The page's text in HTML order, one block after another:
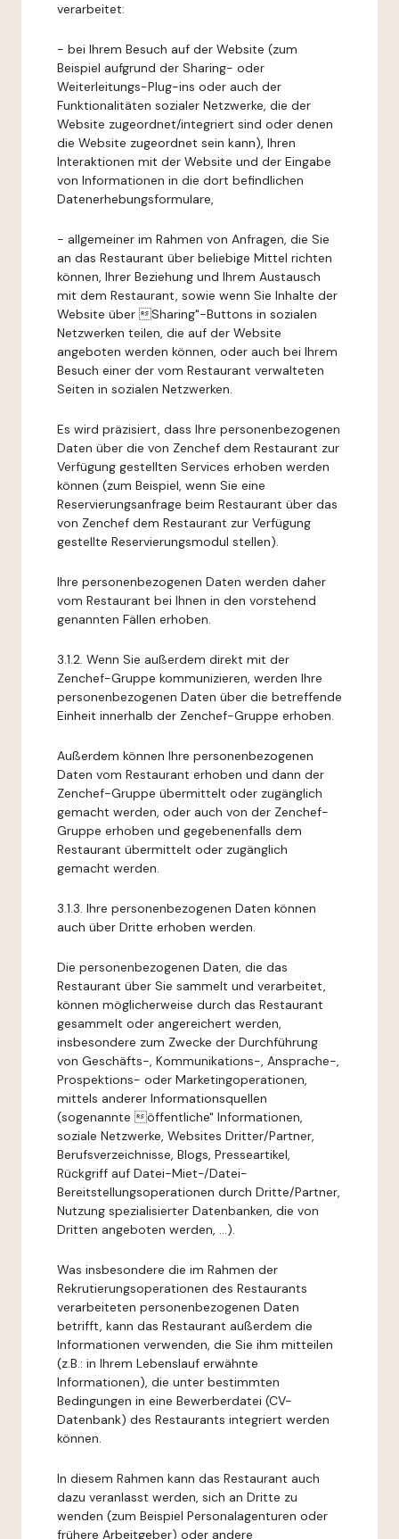
verarbeitet:
- bei Ihrem Besuch auf der Website (zum
Beispiel aufgrund der Sharing- oder
Weiterleitungs-Plug-ins oder auch der
Funktionalitäten sozialer Netzwerke, die der
Website zugeordnet/integriert sind oder denen
die Website zugeordnet sein kann), Ihren
Interaktionen mit der Website und der Eingabe
von Informationen in die dort befindlichen
Datenerhebungsformulare,
- allgemeiner im Rahmen von Anfragen, die Sie
an das Restaurant über beliebige Mittel richten
können, Ihrer Beziehung und Ihrem Austausch
mit dem Restaurant, sowie wenn Sie Inhalte der
Website über Sharing"-Buttons in sozialen
Netzwerken teilen, die auf der Website
angeboten werden können, oder auch bei Ihrem
Besuch einer der vom Restaurant verwalteten
Seiten in sozialen Netzwerken.
Es wird präzisiert, dass Ihre personenbezogenen
Daten über die von Zenchef dem Restaurant zur
Verfügung gestellten Services erhoben werden
können (zum Beispiel, wenn Sie eine
Reservierungsanfrage beim Restaurant über das
von Zenchef dem Restaurant zur Verfügung
gestellte Reservierungsmodul stellen).
Ihre personenbezogenen Daten werden daher
vom Restaurant bei Ihnen in den vorstehend
genannten Fällen erhoben.
3.1.2. Wenn Sie außerdem direkt mit der
Zenchef-Gruppe kommunizieren, werden Ihre
personenbezogenen Daten über die betreffende
Einheit innerhalb der Zenchef-Gruppe erhoben.
Außerdem können Ihre personenbezogenen
Daten vom Restaurant erhoben und dann der
Zenchef-Gruppe übermittelt oder zugänglich
gemacht werden, oder auch von der Zenchef-
Gruppe erhoben und gegebenenfalls dem
Restaurant übermittelt oder zugänglich
gemacht werden.
3.1.3. Ihre personenbezogenen Daten können
auch über Dritte erhoben werden.
Die personenbezogenen Daten, die das
Restaurant über Sie sammelt und verarbeitet,
können möglicherweise durch das Restaurant
gesammelt oder angereichert werden,
insbesondere zum Zwecke der Durchführung
von Geschäfts-, Kommunikations-, Ansprache-,
Prospektions- oder Marketingoperationen,
mittels anderer Informationsquellen
(sogenannte öffentliche" Informationen,
soziale Netzwerke, Websites Dritter/Partner,
Berufsverzeichnisse, Blogs, Presseartikel,
Rückgriff auf Datei-Miet-/Datei-
Bereitstellungsoperationen durch Dritte/Partner,
Nutzung spezialisierter Datenbanken, die von
Dritten angeboten werden, ...).
Was insbesondere die im Rahmen der
Rekrutierungsoperationen des Restaurants
verarbeiteten personenbezogenen Daten
betrifft, kann das Restaurant außerdem die
Informationen verwenden, die Sie ihm mitteilen
(z.B.: in Ihrem Lebenslauf erwähnte
Informationen), die unter bestimmten
Bedingungen in eine Bewerberdatei (CV-
Datenbank) des Restaurants integriert werden
können.
In diesem Rahmen kann das Restaurant auch
dazu veranlasst werden, sich an Dritte zu
wenden (zum Beispiel Personalagenturen oder
frühere Arbeitgeber) oder andere